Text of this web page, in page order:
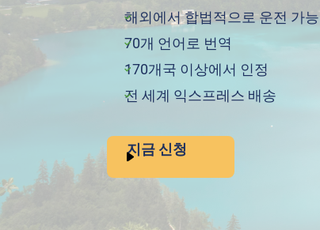
해외에서 합법적으로 운전 가능
70개 언어로 번역
170개국 이상에서 인정
전 세계 익스프레스 배송
지금 신청